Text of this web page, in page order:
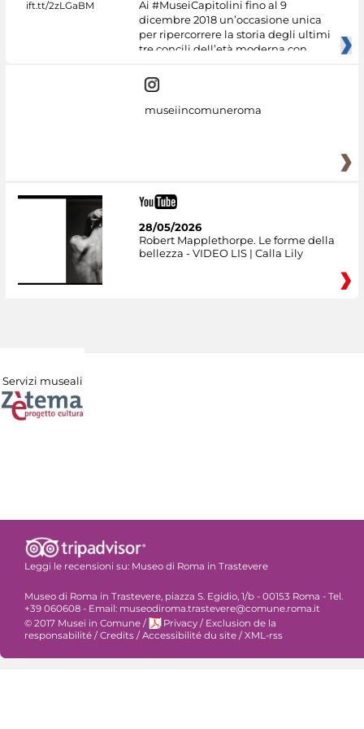
Ai #MuseiCapitolini fino al 9
dicembre 2018 un’occasione unica
per ripercorrere la storia degli ultimi
tre concili dell’età moderna con
museiincomuneroma
28/05/2026
Robert Mapplethorpe. Le forme della
bellezza - VIDEO LIS | Calla Lily
Servizi museali
Leggi le recensioni su: Museo di Roma in Trastevere
Museo di Roma in Trastevere, piazza S. Egidio, 1/b - 00153 Roma - Tel.
+39 060608 - Email: museodiroma.trastevere@comune.roma.it
© 2017 Musei in Comune / Privacy / Exclusion de la
responsabilité / Credits / Accessibilité du site / XML-rss